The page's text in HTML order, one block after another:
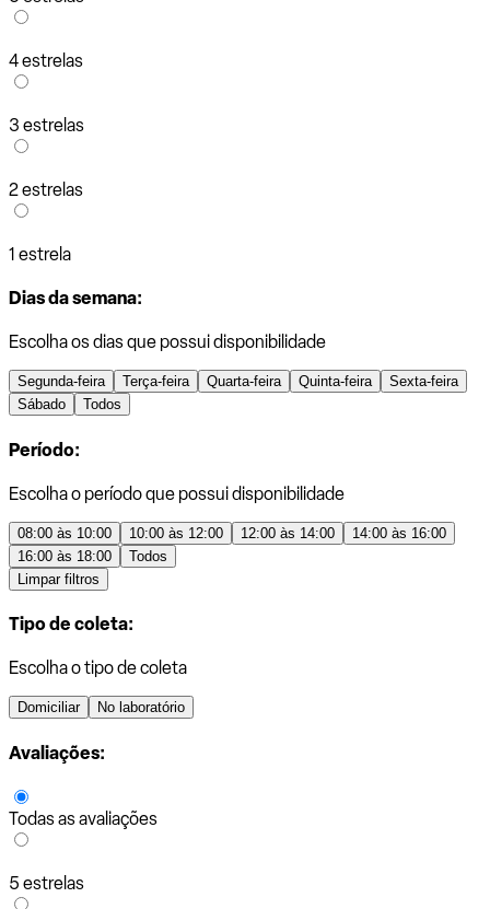
4 estrelas
3 estrelas
2 estrelas
1 estrela
Dias da semana:
Escolha os dias que possui disponibilidade
Segunda-feira Terça-feira Quarta-feira Quinta-feira
Sexta-feira
Sábado
Todos
Período:
Escolha o período que possui disponibilidade
08:00 às 10:00 10:00 às 12:00 12:00 às 14:00
14:00 às 16:00
16:00 às 18:00
Todos
Limpar filtros
Tipo de coleta:
Escolha o tipo de coleta
Domiciliar No laboratório
Avaliações:
Todas as avaliações
5 estrelas